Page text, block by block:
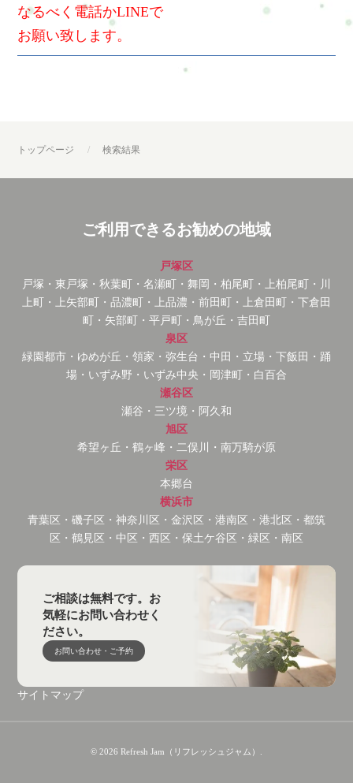
なるべく電話かLINEで
お願い致します。
トップページ 検索結果
ご利用できるお勧めの地域
戸塚区
戸塚・東戸塚・秋葉町・名瀬町・舞岡・柏尾町・上柏尾町・川
上町・上矢部町・品濃町・上品濃・前田町・上倉田町・下倉田
町・矢部町・平戸町・鳥が丘・吉田町
泉区
緑園都市・ゆめが丘・領家・弥生台・中田・立場・下飯田・踊
場・いずみ野・いずみ中央・岡津町・白百合
瀬谷区
瀬谷・三ツ境・阿久和
旭区
希望ヶ丘・鶴ヶ峰・二俣川・南万騎が原
栄区
本郷台
横浜市
青葉区・磯子区・神奈川区・金沢区・港南区・港北区・都筑
区・鶴見区・中区・西区・保土ケ谷区・緑区・南区
ご相談は無料です。お
気軽にお問い合わせく
ださい。
お問い合わせ・ご予約
サイトマップ
© 2026 Refresh Jam（リフレッシュジャム）.